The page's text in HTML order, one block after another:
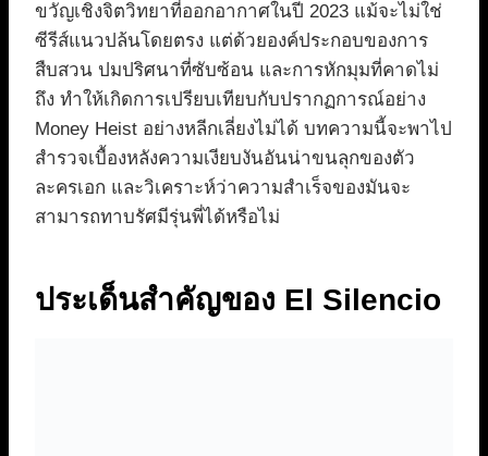
ขวัญเชิงจิตวิทยาที่ออกอากาศในปี 2023 แม้จะไม่ใช่
ซีรีส์แนวปล้นโดยตรง แต่ด้วยองค์ประกอบของการ
สืบสวน ปมปริศนาที่ซับซ้อน และการหักมุมที่คาดไม่
ถึง ทำให้เกิดการเปรียบเทียบกับปรากฏการณ์อย่าง
Money Heist อย่างหลีกเลี่ยงไม่ได้ บทความนี้จะพาไป
สำรวจเบื้องหลังความเงียบงันอันน่าขนลุกของตัว
ละครเอก และวิเคราะห์ว่าความสำเร็จของมันจะ
สามารถทาบรัศมีรุ่นพี่ได้หรือไม่
ประเด็นสำคัญของ El Silencio